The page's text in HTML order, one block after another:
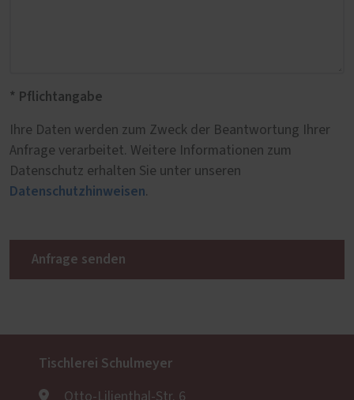
* Pflichtangabe
Ihre Daten werden zum Zweck der Beantwortung Ihrer
Anfrage verarbeitet. Weitere Informationen zum
Datenschutz erhalten Sie unter unseren
Datenschutzhinweisen.
Anfrage senden
Tischlerei Schulmeyer
Otto-Lilienthal-Str. 6